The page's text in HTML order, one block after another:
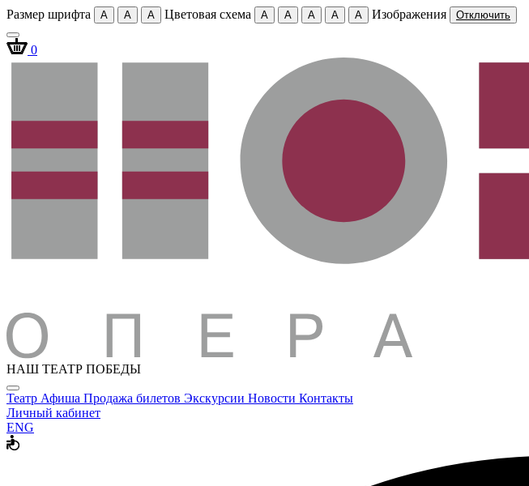
Размер шрифта A A A Цветовая схема A A A A A Изображения Отключить
0
НАШ ТЕАТР ПОБЕДЫ
Театр Афиша Продажа билетов Экскурсии Новости Контакты
Личный кабинет
ENG